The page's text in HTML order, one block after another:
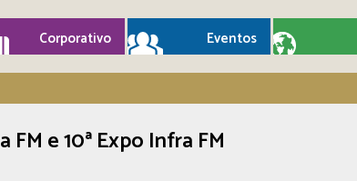
Corporativo Eventos
FM e 10ª Expo Infra FM